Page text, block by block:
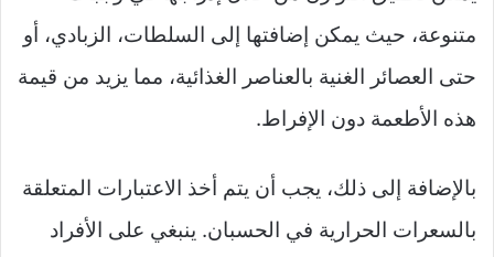
متنوعة، حيث يمكن إضافتها إلى السلطات، الزبادي، أو
حتى العصائر الغنية بالعناصر الغذائية، مما يزيد من قيمة
هذه الأطعمة دون الإفراط.
بالإضافة إلى ذلك، يجب أن يتم أخذ الاعتبارات المتعلقة
بالسعرات الحرارية في الحسبان. ينبغي على الأفراد